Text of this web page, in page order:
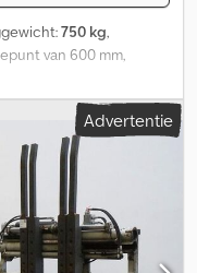
750 kg,
van 600 mm,
mm, bouwbreedte:
FEM3A,
215 mm, gebruikte
C, bouwbreedte 1400
FEM III A,
mm, vorken
1400,
zwaartepunt: 215
Advertentie